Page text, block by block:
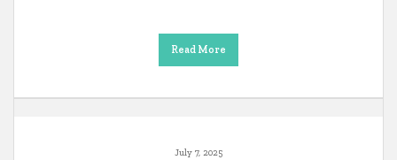
Read More
July 7, 2025